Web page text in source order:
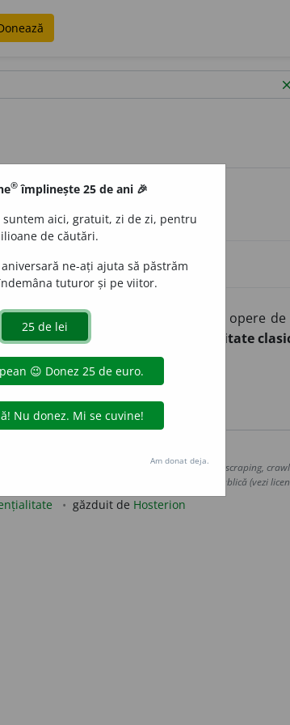
clear
cei vechi;3. pl. monumente sau opere
până la anul 476 d. Cr.; antichitate
prin orice metode de extragere automată (web scraping,
seturilor de date oferite oficial spre utilizare publică (vezi
găzduit de Hosterion
® împlinește 25 de ani 🎉
suntem aici, gratuit, zi de zi, pentru
de căutări.
ne-ați ajuta să păstrăm
tuturor și pe viitor.
Am donat deja.